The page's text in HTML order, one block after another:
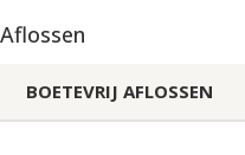
Aflossen
BOETEVRIJ AFLOSSEN